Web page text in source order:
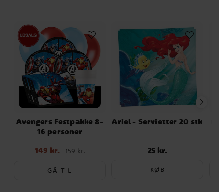
Avengers Festpakke 8-
16 personer
Nupris: 149 kr.Tidligere
149 kr. 159 kr.
GÅ TIL
Ariel - Servietter 20 stk
Pris: 25 kr.
25 kr.
KØB